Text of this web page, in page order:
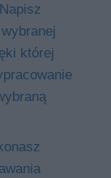
której